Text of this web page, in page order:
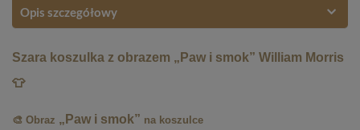
Opis szczegółowy
Szara koszulka z obrazem „Paw i smok” William Morris
👕
🎨 Obraz „Paw i smok” na koszulce